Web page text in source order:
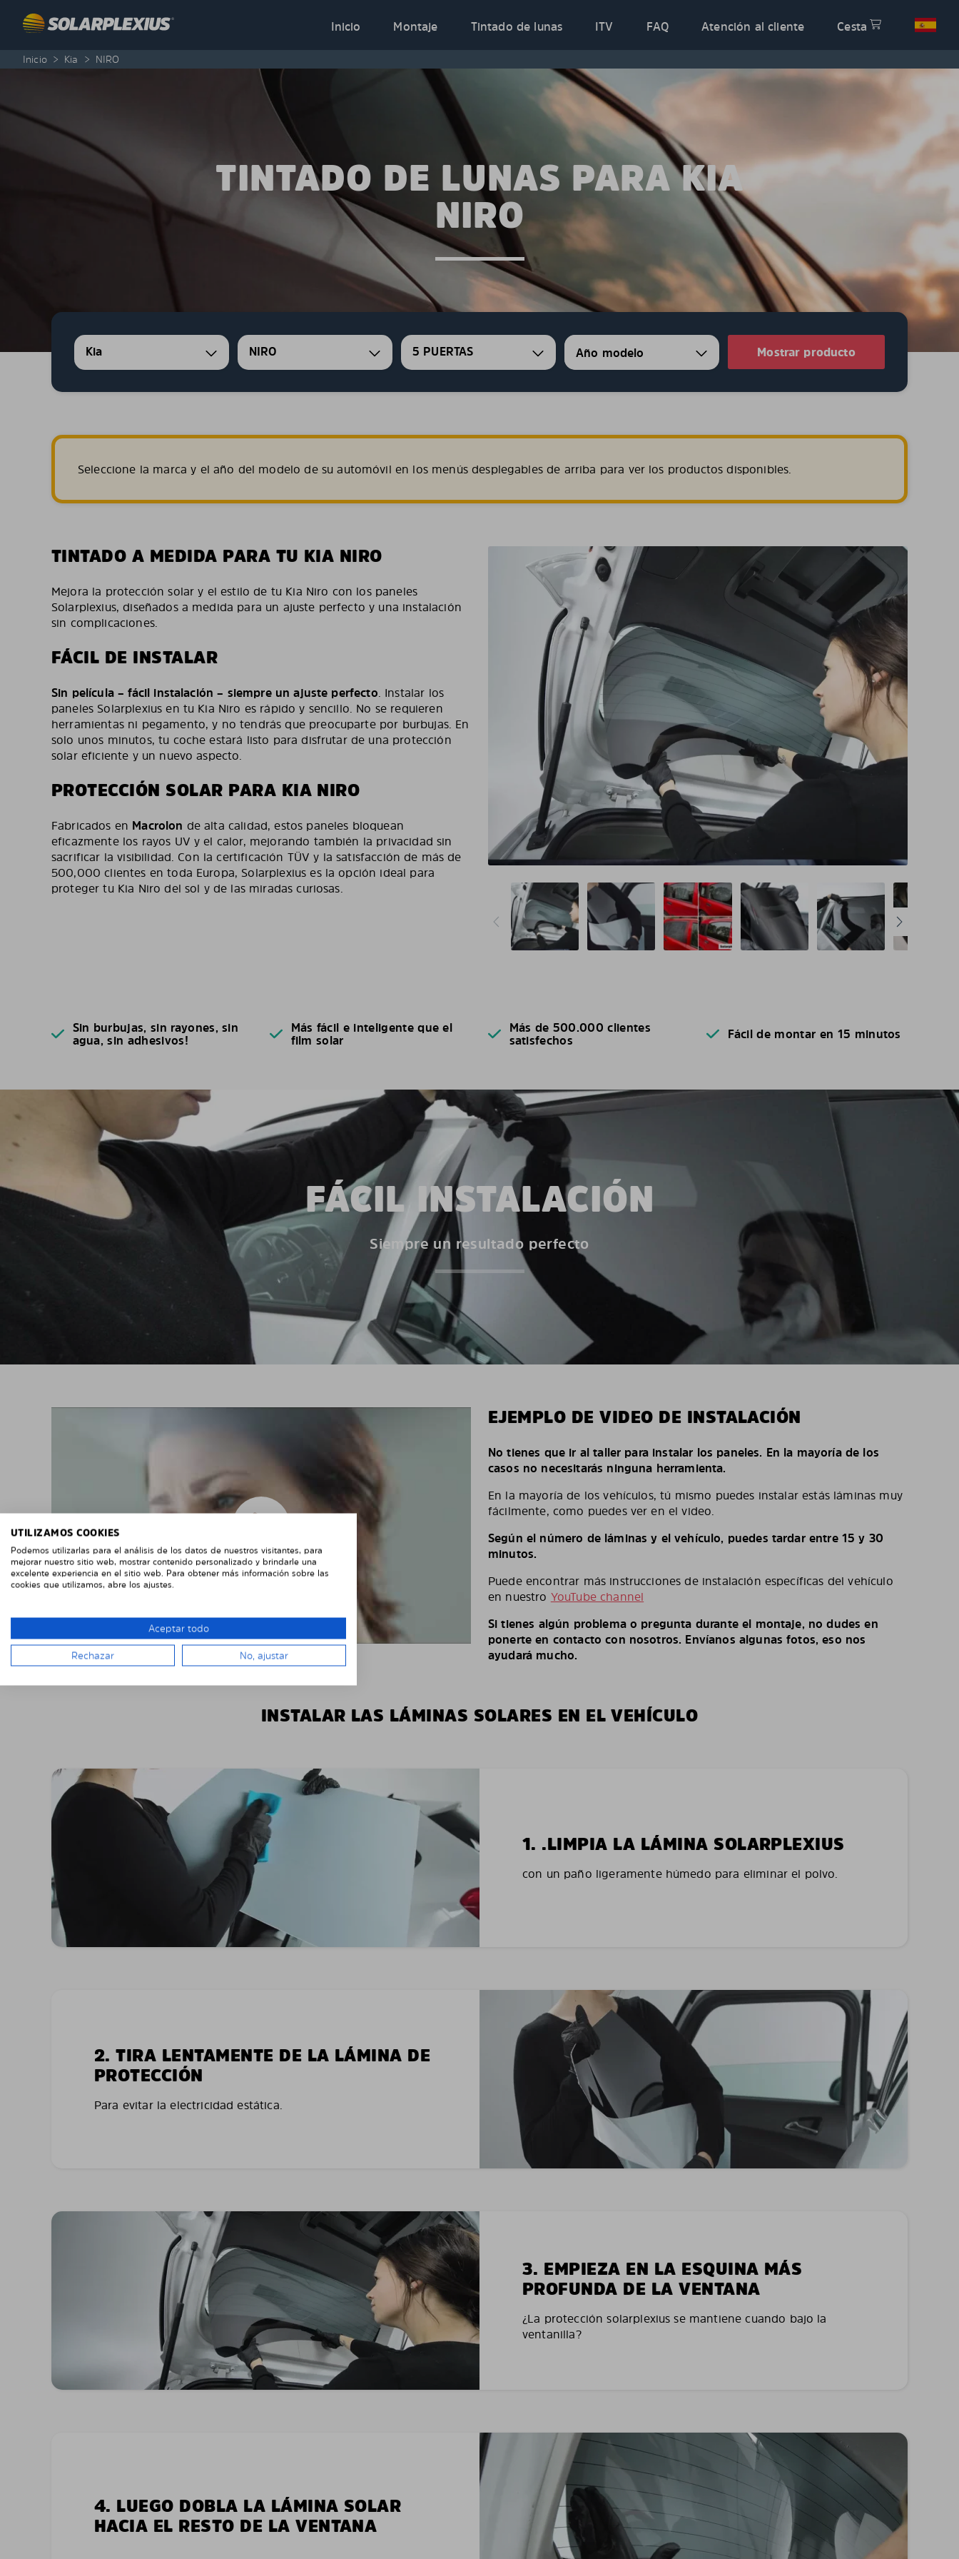
Inicio
Montaje Tintado de lunas ITV FAQ Atención al cliente Cesta
Inicio > Kia > NIRO
TINTADO DE LUNAS PARA KIA
NIRO
Kia NIRO 5 PUERTAS Mostrar producto
Seleccione la marca y el año del modelo de su automóvil en los menús desplegables de arriba para ver los productos disponibles.
TINTADO A MEDIDA PARA TU KIA NIRO
Mejora la protección solar y el estilo de tu Kia Niro con los paneles
Solarplexius, diseñados a medida para un ajuste perfecto y una instalación
sin complicaciones.
FÁCIL DE INSTALAR
Sin película – fácil instalación – siempre un ajuste perfecto. Instalar los
paneles Solarplexius en tu Kia Niro es rápido y sencillo. No se requieren
herramientas ni pegamento, y no tendrás que preocuparte por burbujas. En
solo unos minutos, tu coche estará listo para disfrutar de una protección
solar eficiente y un nuevo aspecto.
PROTECCIÓN SOLAR PARA KIA NIRO
Fabricados en Macrolon de alta calidad, estos paneles bloquean
eficazmente los rayos UV y el calor, mejorando también la privacidad sin
sacrificar la visibilidad. Con la certificación TÜV y la satisfacción de más de
500,000 clientes en toda Europa, Solarplexius es la opción ideal para
proteger tu Kia Niro del sol y de las miradas curiosas.
Sin burbujas, sin rayones, sin
agua, sin adhesivos!
Más fácil e inteligente que el
film solar
Más de 500.000 clientes
satisfechos
Fácil de montar en 15 minutos
FÁCIL INSTALACIÓN
Siempre un resultado perfecto
EJEMPLO DE VIDEO DE INSTALACIÓN
No tienes que ir al taller para instalar los paneles. En la mayoría de los
casos no necesitarás ninguna herramienta.
En la mayoría de los vehículos, tú mismo puedes instalar estás láminas muy
fácilmente, como puedes ver en el video.
Según el número de láminas y el vehículo, puedes tardar entre 15 y 30
minutos.
Puede encontrar más instrucciones de instalación específicas del vehículo
en nuestro YouTube channel
Si tienes algún problema o pregunta durante el montaje, no dudes en
ponerte en contacto con nosotros. Envíanos algunas fotos, eso nos
ayudará mucho.
INSTALAR LAS LÁMINAS SOLARES EN EL VEHÍCULO
1. .LIMPIA LA LÁMINA SOLARPLEXIUS
con un paño ligeramente húmedo para eliminar el polvo.
2. TIRA LENTAMENTE DE LA LÁMINA DE
PROTECCIÓN
Para evitar la electricidad estática.
3. EMPIEZA EN LA ESQUINA MÁS
PROFUNDA DE LA VENTANA
¿La protección solarplexius se mantiene cuando bajo la
ventanilla?
4. LUEGO DOBLA LA LÁMINA SOLAR
HACIA EL RESTO DE LA VENTANA
UTILIZAMOS COOKIES
Podemos utilizarlas para el análisis de los datos de nuestros visitantes, para
mejorar nuestro sitio web, mostrar contenido personalizado y brindarle una
excelente experiencia en el sitio web. Para obtener más información sobre las
cookies que utilizamos, abre los ajustes.
Aceptar todo
Rechazar No, ajustar